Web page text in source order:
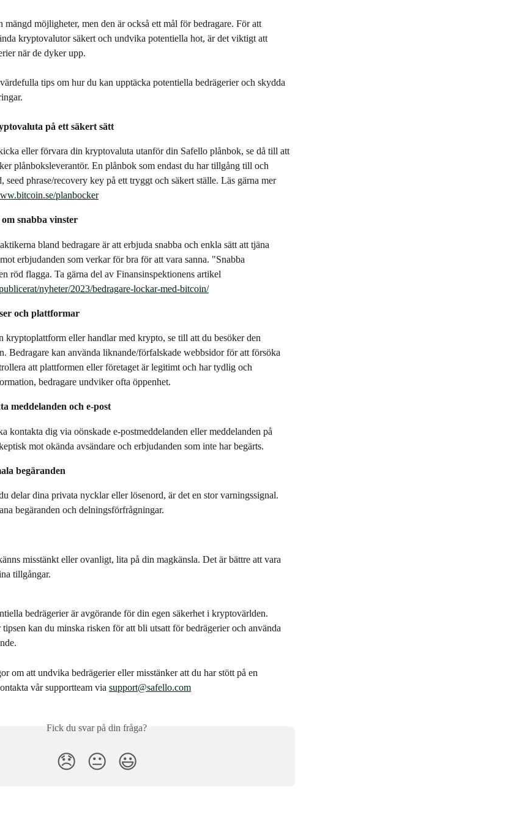
möjligheter, men den är också ett mål för bedragare. För att
kryptovalutor säkert och undvika potentiella hot, är det viktigt att
när de dyker upp.
tips om hur du kan upptäcka potentiella bedrägerier och skydda
på ett säkert sätt
eller förvara din kryptovaluta utanför din Safello plånbok, se då till att
plånboksleverantör. En plånbok som endast du har tillgång till och
seed phrase/recovery key på ett tryggt och säkert ställe. Läs gärna mer
planbocker
snabba vinster
bland bedragare är att erbjuda snabba och enkla sätt att tjäna
erbjudanden som verkar för bra för att vara sanna. "Snabba
röd flagga. Ta gärna del av Finansinspektionens artikel
nyheter/2023/bedragare-lockar-med-bitcoin/
och plattformar
kryptoplattform eller handlar med krypto, se till att du besöker den
Bedragare kan använda liknande/förfalskade webbsidor för att försöka
att plattformen eller företaget är legitimt och har tydlig och
bedragare undviker ofta öppenhet.
meddelanden och e-post
kontakta dig via oönskade e-postmeddelanden eller meddelanden på
mot okända avsändare och erbjudanden som inte har begärts.
begäranden
delar dina privata nycklar eller lösenord, är det en stor varningssignal.
begäranden och delningsförfrågningar.
misstänkt eller ovanligt, lita på din magkänsla. Det är bättre att vara
tillgångar.
bedrägerier är avgörande för din egen säkerhet i kryptovärlden.
kan du minska risken för att bli utsatt för bedrägerier och använda
om att undvika bedrägerier eller misstänker att du har stött på en
vår supportteam via support@safello.com
Fick du svar på din fråga?
😞 😐 😃